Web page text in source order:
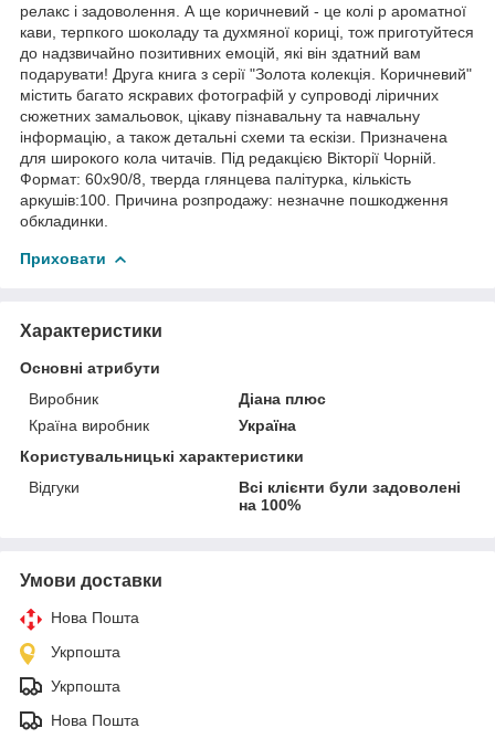
релакс і задоволення. А ще коричневий - це колі р ароматної
кави, терпкого шоколаду та духмяної кориці, тож приготуйтеся
до надзвичайно позитивних емоцій, які він здатний вам
подарувати! Друга книга з серії "Золота колекція. Коричневий"
містить багато яскравих фотографій у супроводі ліричних
сюжетних замальовок, цікаву пізнавальну та навчальну
інформацію, а також детальні схеми та ескізи. Призначена
для широкого кола читачів. Під редакцією Вікторії Чорній.
Формат: 60х90/8, тверда глянцева палітурка, кількість
аркушів:100. Причина розпродажу: незначне пошкодження
обкладинки.
Приховати
Характеристики
Основні атрибути
Виробник
Діана плюс
Країна виробник
Україна
Користувальницькі характеристики
Відгуки
Всі клієнти були задоволені
на 100%
Умови доставки
Нова Пошта
Укрпошта
Укрпошта
Нова Пошта